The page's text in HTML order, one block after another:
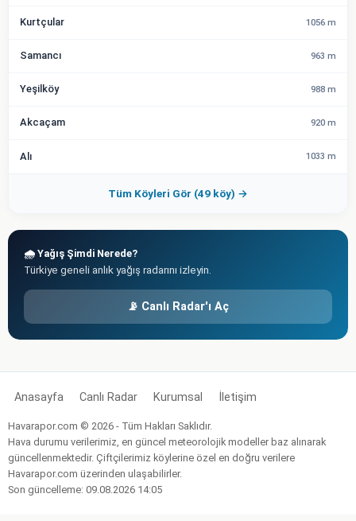
Kurtçular 1056 m
Samancı 963 m
Yeşilköy 988 m
Akcaçam 920 m
Alı 1033 m
Tüm Köyleri Gör (49 köy) →
🌧️ Yağış Şimdi Nerede?
Türkiye geneli anlık yağış radarını izleyin.
📡 Canlı Radar'ı Aç
Anasayfa Canlı Radar Kurumsal İletişim
Havarapor.com © 2026 - Tüm Hakları Saklıdır.
Hava durumu verilerimiz, en güncel meteorolojik modeller baz alınarak
güncellenmektedir. Çiftçilerimiz köylerine özel en doğru verilere
Havarapor.com üzerinden ulaşabilirler.
Son güncelleme: 09.08.2026 14:05